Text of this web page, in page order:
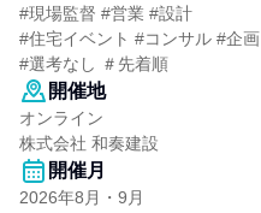
#現場監督 #営業 #設計
#住宅イベント #コンサル #企画
#選考なし ＃先着順
開催地
オンライン
株式会社 和奏建設
開催月
2026年8月・9月